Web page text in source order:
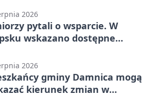
2026
pytali o wsparcie. W
wskazano dostępne
2026
gminy Damnica mogą
kierunek zmian w